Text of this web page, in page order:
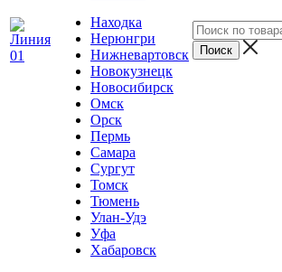
Находка
Нерюнгри
Нижневартовск
Новокузнецк
Новосибирск
Омск
Орск
Пермь
Самара
Сургут
Томск
Тюмень
Улан-Удэ
Уфа
Хабаровск